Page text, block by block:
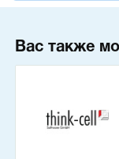
Вас также